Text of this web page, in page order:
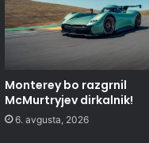
Monterey bo razgrnil
McMurtryjev dirkalnik!
6. avgusta, 2026